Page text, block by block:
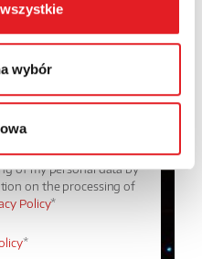
wybór
of my personal data by
on the processing of
Policy*
*